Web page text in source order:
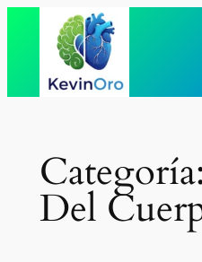
contenido
Categoría:
Del